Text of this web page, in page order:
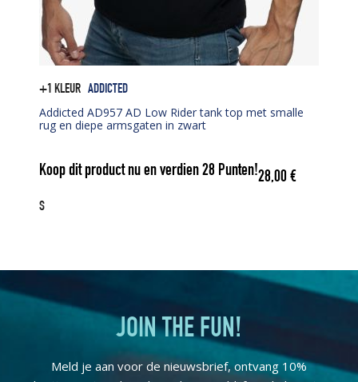
+1 KLEUR ADDICTED
Addicted AD957 AD Low Rider tank top met smalle
rug en diepe armsgaten in zwart
Koop dit product nu en verdien28 Punten!28,00€
S
JOIN THE FUN!
Meld je aan voor de nieuwsbrief, ontvang 10%